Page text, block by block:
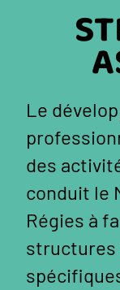
Le
des
conduit le
Régies à
structures